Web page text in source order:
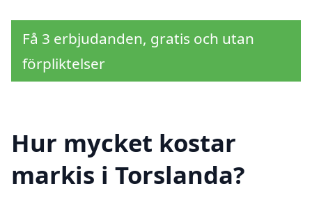
Få 3 erbjudanden, gratis och utan
förpliktelser
Hur mycket kostar
markis i Torslanda?